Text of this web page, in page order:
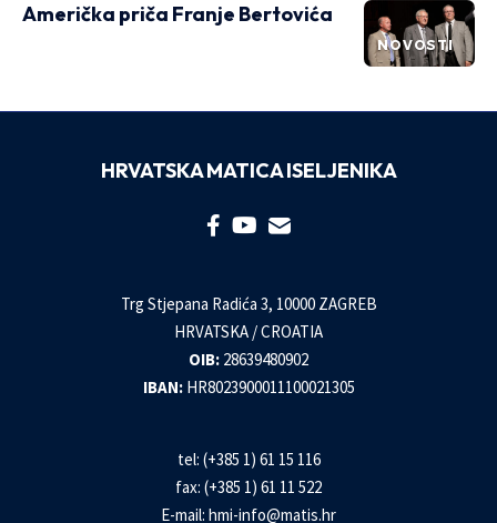
NOVOSTI
Američka priča Franje Bertovića
HRVATSKA MATICA ISELJENIKA
Trg Stjepana Radića 3, 10000 ZAGREB
HRVATSKA / CROATIA
OIB: 28639480902
IBAN: HR8023900011100021305
tel: (+385 1) 61 15 116
fax: (+385 1) 61 11 522
E-mail: hmi-info@matis.hr